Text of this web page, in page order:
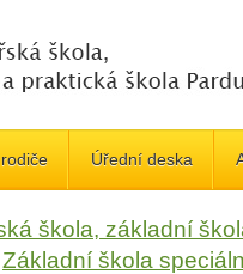
Úřední deska
škola, základní
Základní škola